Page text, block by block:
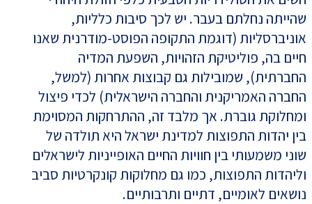
שהייתה נחלתם בעבר. יש לכך סיבות כלליות,
אוניברסליות (דוגמת התקופה הפוסט-מודרנית שאנו
חיים בה, פוליטיקת הזהויות, השפעת המדיה
החברתית), שמובילות גם קבוצות אחרות (למשל,
החברה האמריקנית והחברה הישראלית) לכדי פיצול
ומחלוקת גוברת. אך מלבד זה, ההתרחקות המסוימת
בין יהדות התפוצות למדינת ישראל היא תולדה של
שוני משמעותי בין חוויות החיים האופייניות לישראלים
וליהדות התפוצות, כמו גם מחלוקות קונקרטיות סביב
נושאים לאומיים, דתיים ותרבותיים.